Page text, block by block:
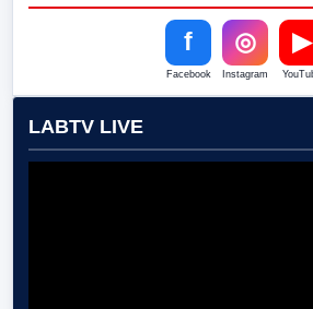
f
Facebook
◎
Instagram
▶
LABTV LIVE